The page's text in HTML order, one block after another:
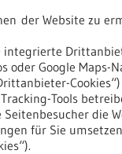
der Website zu
integrierte
oder Google Maps-
Cookies“)
Tools
Seitenbesucher die
für Sie